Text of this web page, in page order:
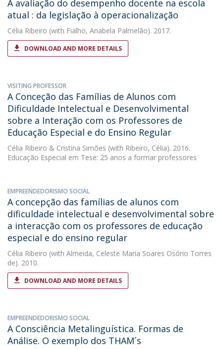
A avaliação do desempenho docente na escola
atual : da legislação à operacionalização
Célia Ribeiro (with Fialho, Anabela Palmelão). 2017.
DOWNLOAD AND MORE DETAILS
VISITING PROFESSOR
A Conceção das Famílias de Alunos com
Dificuldade Intelectual e Desenvolvimental
sobre a Interação com os Professores de
Educação Especial e do Ensino Regular
Célia Ribeiro & Cristina Simões (with Ribeiro, Célia). 2016.
Educação Especial em Tese: 25 anos a formar professores
EMPREENDEDORISMO SOCIAL
A concepção das famílias de alunos com
dificuldade intelectual e desenvolvimental sobre
a interacção com os professores de educação
especial e do ensino regular
Célia Ribeiro (with Almeida, Celeste Maria Soares Osório Torres
de). 2010.
DOWNLOAD AND MORE DETAILS
EMPREENDEDORISMO SOCIAL
A Consciência Metalinguística. Formas de
Análise. O exemplo dos THAM´s